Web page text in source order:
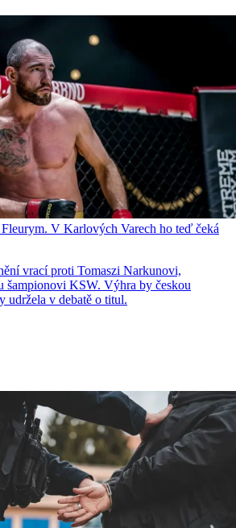
V Karlových Varech ho teď čeká
vrací proti Tomaszi Narkunovi,
šampionovi KSW. Výhra by českou
udržela v debatě o titul.